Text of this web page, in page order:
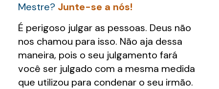
Mestre? Junte-se a nós!
É perigoso julgar as pessoas. Deus não
nos chamou para isso. Não aja dessa
maneira, pois o seu julgamento fará
você ser julgado com a mesma medida
que utilizou para condenar o seu irmão.